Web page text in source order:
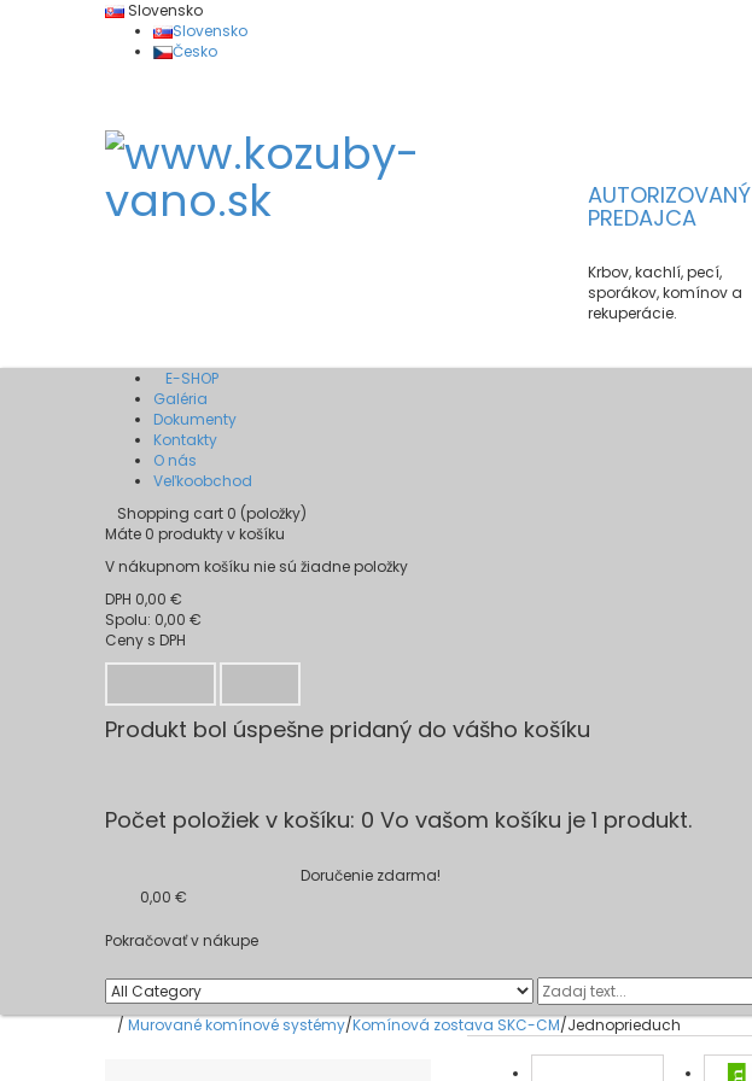
Slovensko
Slovensko
Česko
AUTORIZOVANÝ
PREDAJCA
Krbov, kachlí, pecí,
sporákov, komínov a
rekuperácie.
E-SHOP
Galéria
Dokumenty
Kontakty
O nás
Veľkoobchod
Shopping cart 0 (položky)
Máte 0 produkty v košíku
V nákupnom košíku nie sú žiadne položky
DPH 0,00 €
Spolu: 0,00 €
Ceny s DPH
Produkt bol úspešne pridaný do vášho košíku
Počet položiek v košíku: 0 Vo vašom košíku je 1 produkt.
Spolu za doručenie: (s DPH)Doručenie zdarma!
0,00 €
Pokračovať v nákupe
/Murované komínové systémy/Komínová zostava SKC-CM/Jednoprieduch